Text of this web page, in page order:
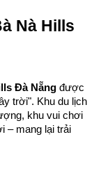
Nà Hills
Đà Nẵng được
trời". Khu du lịch
khu vui chơi
– mang lại trải